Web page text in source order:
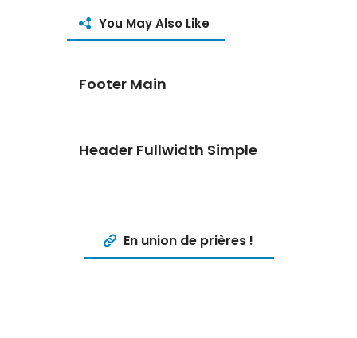
You May Also Like
Footer Main
Header Fullwidth Simple
En union de prières !